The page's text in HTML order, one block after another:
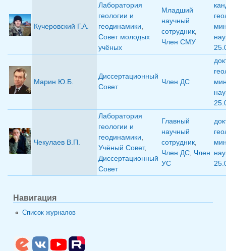
Кучеровский Г.А.
Лаборатория
геологии и
геодинамики
Совет молодых
учёных
Младший
научный
сотрудник
Член СМУ
Марин Ю.Б.
Диссертационный
Совет
Член ДС
Чекулаев В.П.
Лаборатория
геологии и
геодинамики
Учёный Совет,
Диссертационный
Совет
Главный
научный
сотрудник
Член ДС Член
УС
Навигация
Список журналов